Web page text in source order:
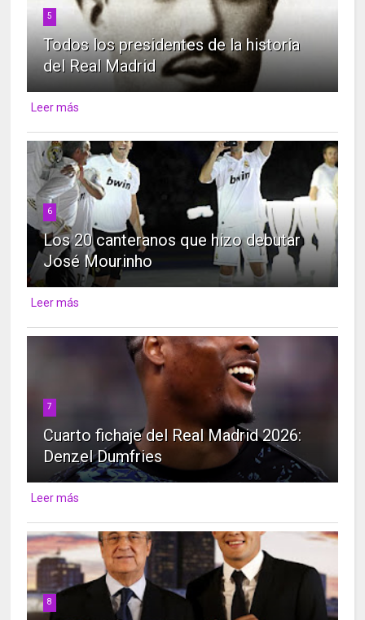
5
Todos los presidentes de la historia
del Real Madrid
Leer más
6
Los 20 canteranos que hizo debutar
José Mourinho
Leer más
7
Cuarto fichaje del Real Madrid 2026:
Denzel Dumfries
Leer más
8